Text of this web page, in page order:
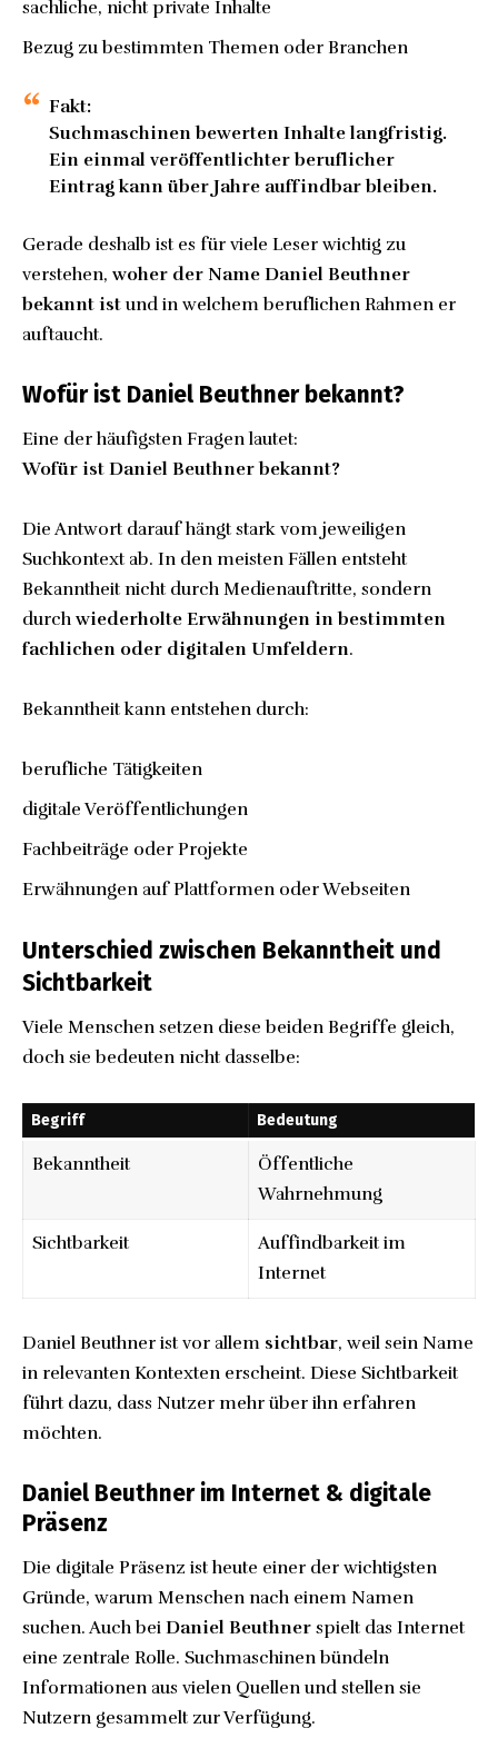
sachliche, nicht private Inhalte
Bezug zu bestimmten Themen oder Branchen
Fakt:
Suchmaschinen bewerten Inhalte langfristig.
Ein einmal veröffentlichter beruflicher
Eintrag kann über Jahre auffindbar bleiben.
Gerade deshalb ist es für viele Leser wichtig zu
verstehen, woher der Name Daniel Beuthner
bekannt istund in welchem beruflichen Rahmen er
auftaucht.
Wofür ist Daniel Beuthner bekannt?
Eine der häufigsten Fragen lautet:
Wofür ist Daniel Beuthner bekannt?
Die Antwort darauf hängt stark vom jeweiligen
Suchkontext ab. In den meisten Fällen entsteht
Bekanntheit nicht durch Medienauftritte, sondern
durch wiederholte Erwähnungen in bestimmten
fachlichen oder digitalen Umfeldern.
Bekanntheit kann entstehen durch:
berufliche Tätigkeiten
digitale Veröffentlichungen
Fachbeiträge oder Projekte
Erwähnungen auf Plattformen oder Webseiten
Unterschied zwischen Bekanntheit und
Sichtbarkeit
Viele Menschen setzen diese beiden Begriffe gleich,
doch sie bedeuten nicht dasselbe:
Begriff Bedeutung
Bekanntheit
Öffentliche
Wahrnehmung
Sichtbarkeit
Auffindbarkeit im
Internet
Daniel Beuthner ist vor allem sichtbar, weil sein Name
in relevanten Kontexten erscheint. Diese Sichtbarkeit
führt dazu, dass Nutzer mehr über ihn erfahren
möchten.
Daniel Beuthner im Internet & digitale
Präsenz
Die digitale Präsenz ist heute einer der wichtigsten
Gründe, warum Menschen nach einem Namen
suchen. Auch bei Daniel Beuthner spielt das Internet
eine zentrale Rolle. Suchmaschinen bündeln
Informationen aus vielen Quellen und stellen sie
Nutzern gesammelt zur Verfügung.